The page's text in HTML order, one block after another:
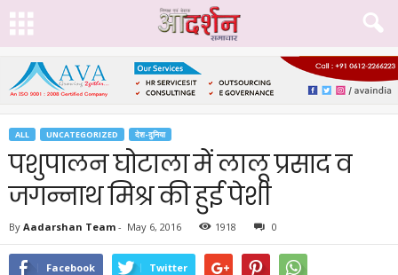
ALL UNCATEGORIZED देश-दुनिया
पशुपालन घोटाला में लालू प्रसाद व
जगन्नाथ मिश्र की हुई पेशी
By Aadarshan Team - May 6, 2016 1918 0
Facebook Twitter